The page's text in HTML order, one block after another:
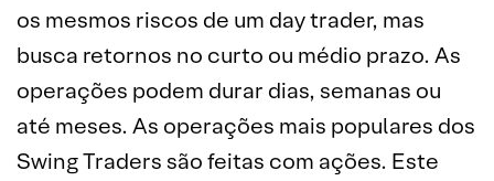
os mesmos riscos de um day trader, mas
busca retornos no curto ou médio prazo. As
operações podem durar dias, semanas ou
até meses. As operações mais populares dos
Swing Traders são feitas com ações. Este